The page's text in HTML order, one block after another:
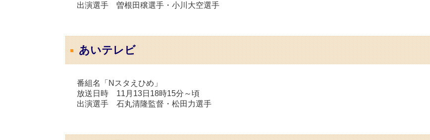
出演選手 曽根田穣選手・小川大空選手
あいテレビ
番組名「Nスタえひめ」
放送日時 11月13日18時15分～頃
出演選手 石丸清隆監督・松田力選手